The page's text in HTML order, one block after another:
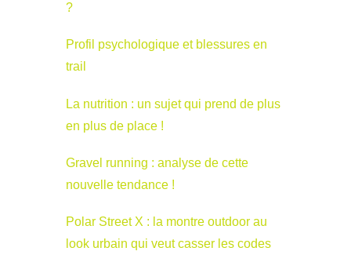
?
Profil psychologique et blessures en
trail
La nutrition : un sujet qui prend de plus
en plus de place !
Gravel running : analyse de cette
nouvelle tendance !
Polar Street X : la montre outdoor au
look urbain qui veut casser les codes